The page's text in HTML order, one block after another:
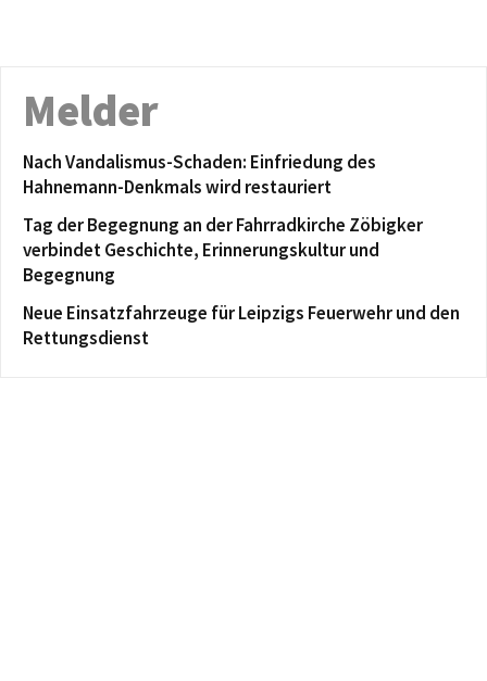
Melder
Nach Vandalismus-Schaden: Einfriedung des
Hahnemann-Denkmals wird restauriert
Tag der Begegnung an der Fahrradkirche Zöbigker
verbindet Geschichte, Erinnerungskultur und
Begegnung
Neue Einsatzfahrzeuge für Leipzigs Feuerwehr und den
Rettungsdienst